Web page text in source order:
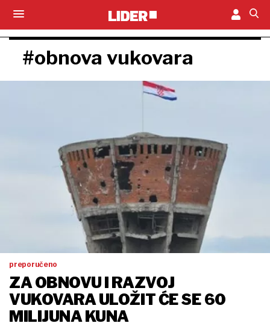
#obnova vukovara
preporučeno
ZA OBNOVU I RAZVOJ
VUKOVARA ULOŽIT ĆE SE 60
MILIJUNA KUNA